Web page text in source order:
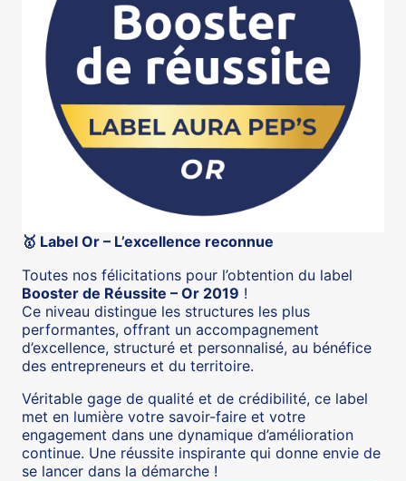
🥇 Label Or – L’excellence reconnue
Toutes nos félicitations pour l’obtention du label
Booster de Réussite – Or 2019 !
Ce niveau distingue les structures les plus
performantes, offrant un accompagnement
d’excellence, structuré et personnalisé, au bénéfice
des entrepreneurs et du territoire.
Véritable gage de qualité et de crédibilité, ce label
met en lumière votre savoir-faire et votre
engagement dans une dynamique d’amélioration
continue. Une réussite inspirante qui donne envie de
se lancer dans la démarche !